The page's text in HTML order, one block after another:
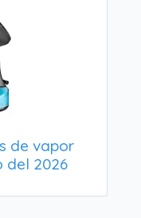
de vapor
del 2026